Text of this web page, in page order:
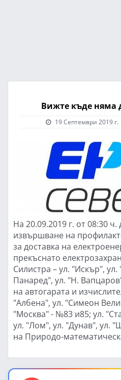
Вижте къде няма
19 Септември 2019 г.
На 20.09.2019 г. от 08:30
извършване на
за доставка на
прекъснато
Силистра – ул. "Искър",
Панаред", ул. "Н.
на автогарата и
"Албена", ул. "Симеон
"Москва" - №83 и85; ул.
ул. "Лом", ул. "Дунав", ул.
на Природо-